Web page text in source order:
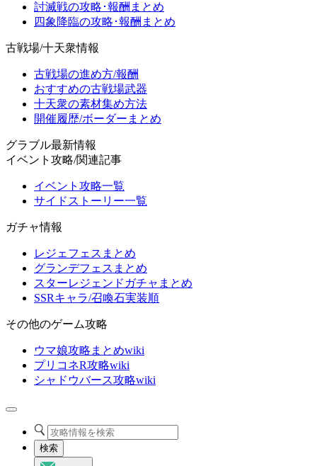
討滅戦の攻略･報酬まとめ
四象降臨の攻略･報酬まとめ
古戦場/十天衆情報
古戦場の進め方/報酬
おすすめの古戦場武器
十天衆の素材集め方法
開催履歴/ボーダーまとめ
グラブル最新情報
イベント攻略/関連記事
イベント攻略一覧
サイドストーリー一覧
ガチャ情報
レジェフェスまとめ
グランデフェスまとめ
スターレジェンドガチャまとめ
SSRキャラ/召喚石実装順
その他のゲーム攻略
ウマ娘攻略まとめwiki
プリコネR攻略wiki
シャドウバース攻略wiki
検索